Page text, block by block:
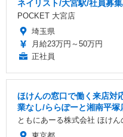
ネイリスト/大宮駅/社員募
POCKET 大宮店
埼玉県
月給23万円～50万円
正社員
ほけんの窓口で働く来店対
業なし/ららぽーと湘南平塚
ともにあーる株式会社 ほけ